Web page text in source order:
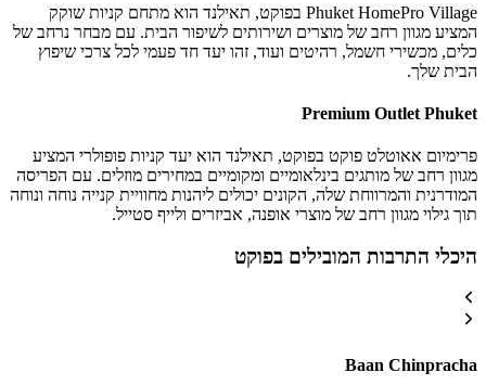
Phuket HomePro Village בפוקט, תאילנד הוא מתחם קניות שוקק
המציע מגוון רחב של מוצרים ושירותים לשיפור הבית. עם מבחר נרחב של
כלים, מכשירי חשמל, רהיטים ועוד, זהו יעד חד פעמי לכל צרכי שיפוץ
הבית שלך.
Premium Outlet Phuket
פרימיום אאוטלט פוקט בפוקט, תאילנד הוא יעד קניות פופולרי המציע
מגוון רחב של מותגים בינלאומיים ומקומיים במחירים מוזלים. עם הפריסה
המודרנית והמרווחת שלה, הקונים יכולים ליהנות מחוויית קנייה נוחה ונוחה
תוך גילוי מגוון רחב של מוצרי אופנה, אביזרים ולייף סטייל.
היכלי התרבות המובילים בפוקט
Baan Chinpracha